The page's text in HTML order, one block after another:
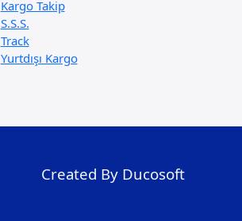
Kargo Takip
S.S.S.
Track
Yurtdışı Kargo
Created By Ducosoft